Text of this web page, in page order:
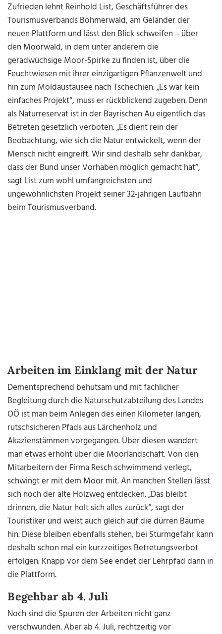
Zufrieden lehnt Reinhold List, Geschäftsführer des
Tourismusverbands Böhmerwald, am Geländer der
neuen Plattform und lässt den Blick schweifen – über
den Moorwald, in dem unter anderem die
geradwüchsige Moor-Spirke zu finden ist, über die
Feuchtwiesen mit ihrer einzigartigen Pflanzenwelt und
hin zum Moldaustausee nach Tschechien. „Es war kein
einfaches Projekt“, muss er rückblickend zugeben. Denn
als Naturreservat ist in der Bayrischen Au eigentlich das
Betreten gesetzlich verboten. „Es dient rein der
Beobachtung, wie sich die Natur entwickelt, wenn der
Mensch nicht eingreift. Wir sind deshalb sehr dankbar,
dass der Bund unser Vorhaben möglich gemacht hat“,
sagt List zum wohl umfangreichsten und
ungewöhnlichsten Projekt seiner 32-jährigen Laufbahn
beim Tourismusverband.
Arbeiten im Einklang mit der Natur
Dementsprechend behutsam und mit fachlicher
Begleitung durch die Naturschutzabteilung des Landes
OÖ ist man beim Anlegen des einen Kilometer langen,
rutschsicheren Pfads aus Lärchenholz und
Akazienstämmen vorgegangen. Über diesen wandert
man etwas erhöht über die Moorlandschaft. Von den
Mitarbeitern der Firma Resch schwimmend verlegt,
schwingt er mit dem Moor mit. An manchen Stellen lässt
sich noch der alte Holzweg entdecken. „Das bleibt
drinnen, die Natur holt sich alles zurück“, sagt der
Touristiker und weist auch gleich auf die dürren Bäume
hin. Diese bleiben ebenfalls stehen, bei Sturmgefahr kann
deshalb schon mal ein kurzzeitiges Betretungsverbot
erfolgen. Knapp vor dem See endet der Lehrpfad dann in
die Plattform.
Begehbar ab 4. Juli
Noch sind die Spuren der Arbeiten nicht ganz
verschwunden. Aber ab 4. Juli, rechtzeitig vor